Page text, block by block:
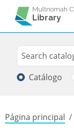
Pasar al contenido
Multnomah
Library
Search
Buscar
Catálogo
Página principal